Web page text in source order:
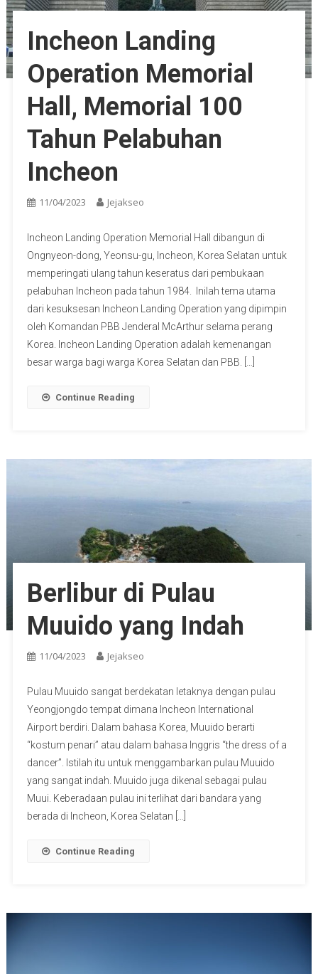
Incheon Landing
Operation Memorial
Hall, Memorial 100
Tahun Pelabuhan
Incheon
11/04/2023 Jejakseo
Incheon Landing Operation Memorial Hall dibangun di
Ongnyeon-dong, Yeonsu-gu, Incheon, Korea Selatan untuk
memperingati ulang tahun keseratus dari pembukaan
pelabuhan Incheon pada tahun 1984. Inilah tema utama
dari kesuksesan Incheon Landing Operation yang dipimpin
oleh Komandan PBB Jenderal McArthur selama perang
Korea. Incheon Landing Operation adalah kemenangan
besar warga bagi warga Korea Selatan dan PBB. […]
Continue Reading
Berlibur di Pulau
Muuido yang Indah
11/04/2023 Jejakseo
Pulau Muuido sangat berdekatan letaknya dengan pulau
Yeongjongdo tempat dimana Incheon International
Airport berdiri. Dalam bahasa Korea, Muuido berarti
“kostum penari” atau dalam bahasa Inggris “the dress of a
dancer”. Istilah itu untuk menggambarkan pulau Muuido
yang sangat indah. Muuido juga dikenal sebagai pulau
Muui. Keberadaan pulau ini terlihat dari bandara yang
berada di Incheon, Korea Selatan […]
Continue Reading